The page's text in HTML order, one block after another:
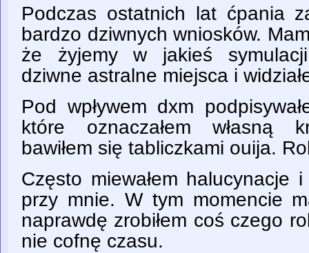
Podczas ostatnich lat ćpania
bardzo dziwnych wniosków.
że żyjemy w jakieś
dziwne astralne miejsca i
Pod wpływem dxm
które oznaczałem własną
bawiłem się tabliczkami ouija.
Często miewałem halucynacje
przy mnie. W tym momencie
naprawdę zrobiłem coś czego
nie cofnę czasu.